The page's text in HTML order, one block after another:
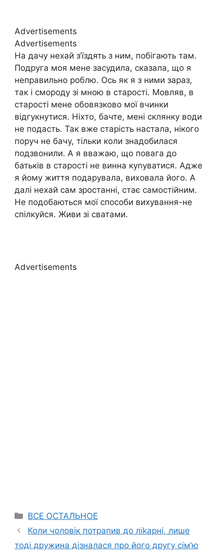
Advertisements
Advertisements
На дачу нехай з’їздять з ним, побігають там.
Подруга моя мене засудила, сказала, що я
неправильно роблю. Ось як я з ними зараз,
так і смороду зі мною в старості. Мовляв, в
старості мене обовязково мої вчинки
відгукнутися. Ніхто, бачте, мені склянку води
не подасть. Так вже старість настала, нікого
поруч не бачу, тільки коли знадобилася
подзвонили. А я вважаю, що повага до
батьків в старості не винна куnуватися. Адже
я йому життя подарувала, виховала його. А
далі нехай сам зростанні, стає самостійним.
Не подобаються мої способи вихування-не
спілкуйся. Живи зі сватами.
Advertisements
Categories
ВСЕ ОСТАЛЬНОЕ
Коли чоловік потрапив до ліkарні, лише
тоді дружина дізналася про його другу сім’ю